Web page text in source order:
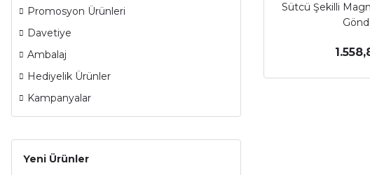
Promosyon Ürünleri
Davetiye
Ambalaj
Hediyelik Ürünler
Kampanyalar
Yeni Ürünler
Sütcü Şekilli